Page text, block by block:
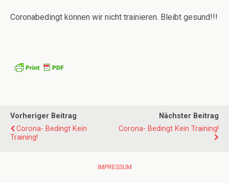
Coronabedingt können wir nicht trainieren. Bleibt gesund!!!
Vorheriger Beitrag
Corona- Bedingt Kein
Training!
Nächster Beitrag
Corona- Bedingt Kein Training!
IMPRESSUM